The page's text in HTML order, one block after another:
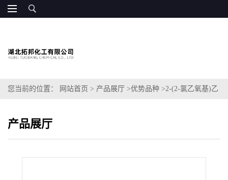
您当前的位置： 网站首页 > 产品展厅 >优势品种 >2-(2-氯乙氧基)乙
产品展厅